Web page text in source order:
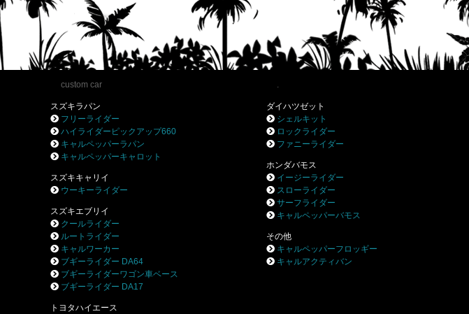
custom car
スズキラパン
フリーライダー
ハイライダーピックアップ660
キャルペッパーラパン
キャルペッパーキャロット
スズキキャリイ
ウーキーライダー
スズキエブリイ
クールライダー
ルートライダー
キャルワーカー
ブギーライダー DA64
ブギーライダーワゴン車ベース
ブギーライダー DA17
トヨタハイエース
.
ダイハツゼット
シェルキット
ロックライダー
ファニーライダー
ホンダバモス
イージーライダー
スローライダー
サーフライダー
キャルペッパーバモス
その他
キャルペッパーフロッギー
キャルアクティバン